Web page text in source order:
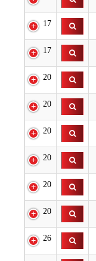
17
17
20
20
20
20
20
20
26